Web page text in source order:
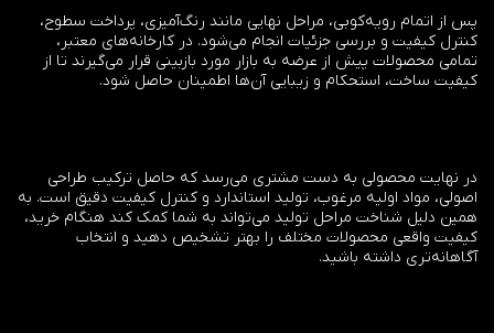
پس از اتمام رویه‌کوبی، مراحل نهایی مانند رنگ‌آمیزی، پرداخت سطوح،
کنترل کیفیت و بررسی جزئیات انجام می‌شود. در کارخانه‌های معتبر،
تمامی محصولات پیش از عرضه به بازار مورد بازبینی قرار می‌گیرند تا از
کیفیت ساخت، استحکام و زیبایی آن‌ها اطمینان حاصل شود.
در نهایت محصولی به دست مشتری می‌رسد که حاصل ترکیب طراحی
اصولی، مواد اولیه مرغوب، تولید استاندارد و کنترل کیفیت دقیق است. به
همین دلیل شناخت مراحل تولید می‌تواند به شما کمک کند هنگام خرید،
کیفیت واقعی محصولات مختلف را بهتر تشخیص دهید و انتخاب
آگاهانه‌تری داشته باشید.